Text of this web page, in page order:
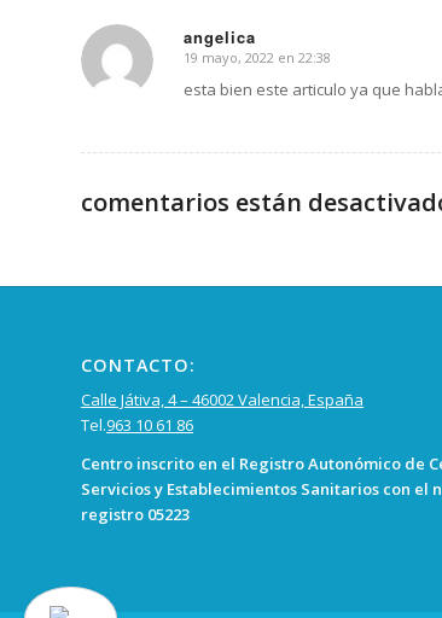
angelica
Dice:
19 mayo, 2022 en 22:38
esta bien este articulo ya que
comentarios están
CONTACTO:
Calle Játiva, 4 – 46002 Valencia, España
Tel.963 10 61 86
Centro inscrito en el Registro Autonómico de
Servicios y Establecimientos Sanitarios con el
registro 05223